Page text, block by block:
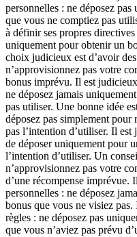
personnelles : ne déposez
que vous ne comptiez pas
à définir ses propres
uniquement pour obtenir un
choix judicieux est d’avoir
n’approvisionnez pas votre
bonus imprévu. Il est
ne déposez jamais
pas utiliser. Une bonne idée
déposez pas simplement pour
pas l’intention d’utiliser. Il
de déposer uniquement pour
l’intention d’utiliser. Un
n’approvisionnez pas votre
d’une récompense imprévue.
personnelles : ne déposez
bonus que vous ne visiez
règles : ne déposez pas
que vous n’aviez pas prévu